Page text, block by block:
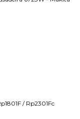
/ Rp2301Fc